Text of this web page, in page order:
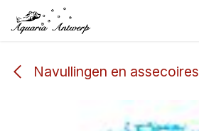
Overslaan naar inhoud
Navullingen en assecoires